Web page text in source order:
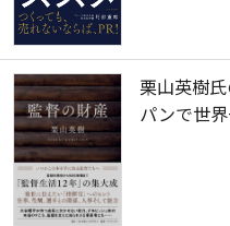
栗山英樹
パンで世